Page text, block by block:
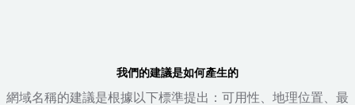
我們的建議是如何產生的
網域名稱的建議是根據以下標準提出：可用性、地理位置、最